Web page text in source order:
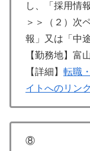
し、「採用情
＞＞（２）次
報」又は「中
【勤務地】富
【詳細】 転職
イトへのリンク
⑧